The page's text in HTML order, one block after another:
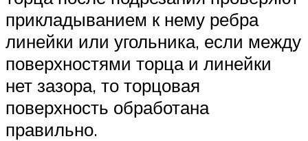
прикладыванием к нему ребра
линейки или угольника, если между
поверхностями торца и линейки
нет зазора, то торцовая
поверхность обработана
правильно.